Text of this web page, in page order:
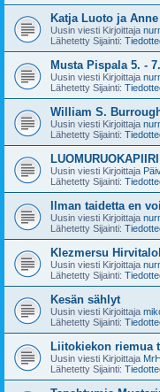
Katja Luoto ja
Uusin viesti Kirjoittaja
Lähetetty Sijainti:
Musta Pispala 5. -
Uusin viesti Kirjoittaja
Lähetetty Sijainti:
William S.
Uusin viesti Kirjoittaja
Lähetetty Sijainti:
Uusin viesti Kirjoittaja
Lähetetty Sijainti:
Ilman taidetta en
Uusin viesti Kirjoittaja
Lähetetty Sijainti:
Klezmersu
Uusin viesti Kirjoittaja
Lähetetty Sijainti:
Kesän sählyt
Uusin viesti Kirjoittaja
Lähetetty Sijainti:
Liitokiekon riemua
Uusin viesti Kirjoittaja
Lähetetty Sijainti: